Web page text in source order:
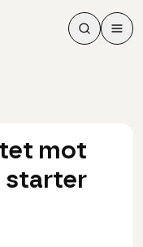
Søk
Søk
Meny
mot
starter